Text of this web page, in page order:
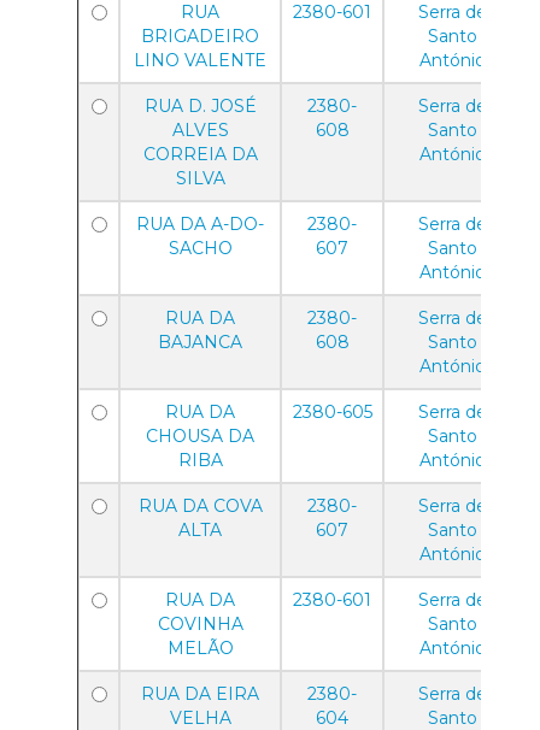
RUA
BRIGADEIRO
LINO VALENTE
2380-601
Serra de
Santo
António
RUA D. JOSÉ
ALVES
CORREIA DA
SILVA
2380-
608
Serra de
Santo
António
RUA DA A-DO-
SACHO
2380-
607
Serra de
Santo
António
RUA DA
BAJANCA
2380-
608
Serra de
Santo
António
RUA DA
CHOUSA DA
RIBA
2380-605
Serra de
Santo
António
RUA DA COVA
ALTA
2380-
607
Serra de
Santo
António
RUA DA
COVINHA
MELÃO
2380-601
Serra de
Santo
António
RUA DA EIRA
VELHA
2380-
604
Serra de
Santo